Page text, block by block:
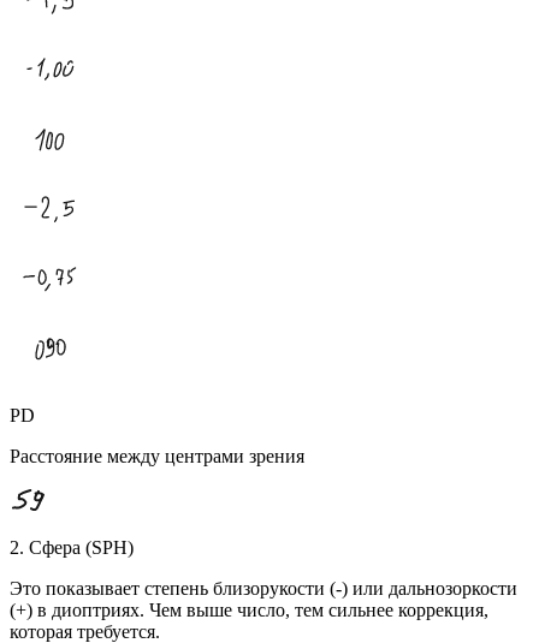
PD
Расстояние между центрами зрения
2. Сфера (SPH)
Это показывает степень близорукости (-) или дальнозоркости
(+) в диоптриях. Чем выше число, тем сильнее коррекция,
которая требуется.